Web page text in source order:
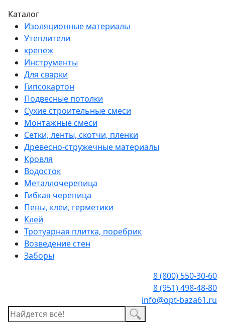
Каталог
Изоляционные материалы
Утеплители
крепеж
Инструменты
Для сварки
Гипсокартон
Подвесные потолки
Сухие строительные смеси
Монтажные смеси
Сетки, ленты, скотчи, пленки
Древесно-стружечные материалы
Кровля
Водосток
Металлочерепица
Гибкая черепица
Пены, клеи, герметики
Клей
Тротуарная плитка, поребрик
Возведение стен
Заборы
8 (800) 550-30-60
8 (951) 498-48-80
info@opt-baza61.ru